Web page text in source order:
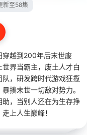
新至58集
穿越到200年后末世废
界当霸主，废土人才白
，研发跨时代游戏狂揽
揍末世一切敌对势力。
，当别人还在为生存挣
上人生巅峰！